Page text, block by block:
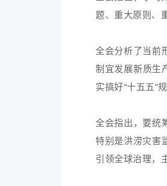
题、重大原则、
全会分析了当前
制宜发展新质生
实搞好“十五五”
全会指出，要统
特别是洪涝灾害
引领全球治理，